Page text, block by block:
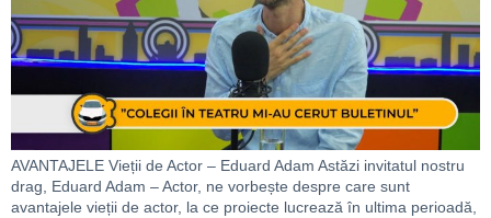
AVANTAJELE Vieții de Actor – Eduard Adam Astăzi invitatul nostru
drag, Eduard Adam – Actor, ne vorbește despre care sunt
avantajele vieții de actor, la ce proiecte lucrează în ultima perioadă,